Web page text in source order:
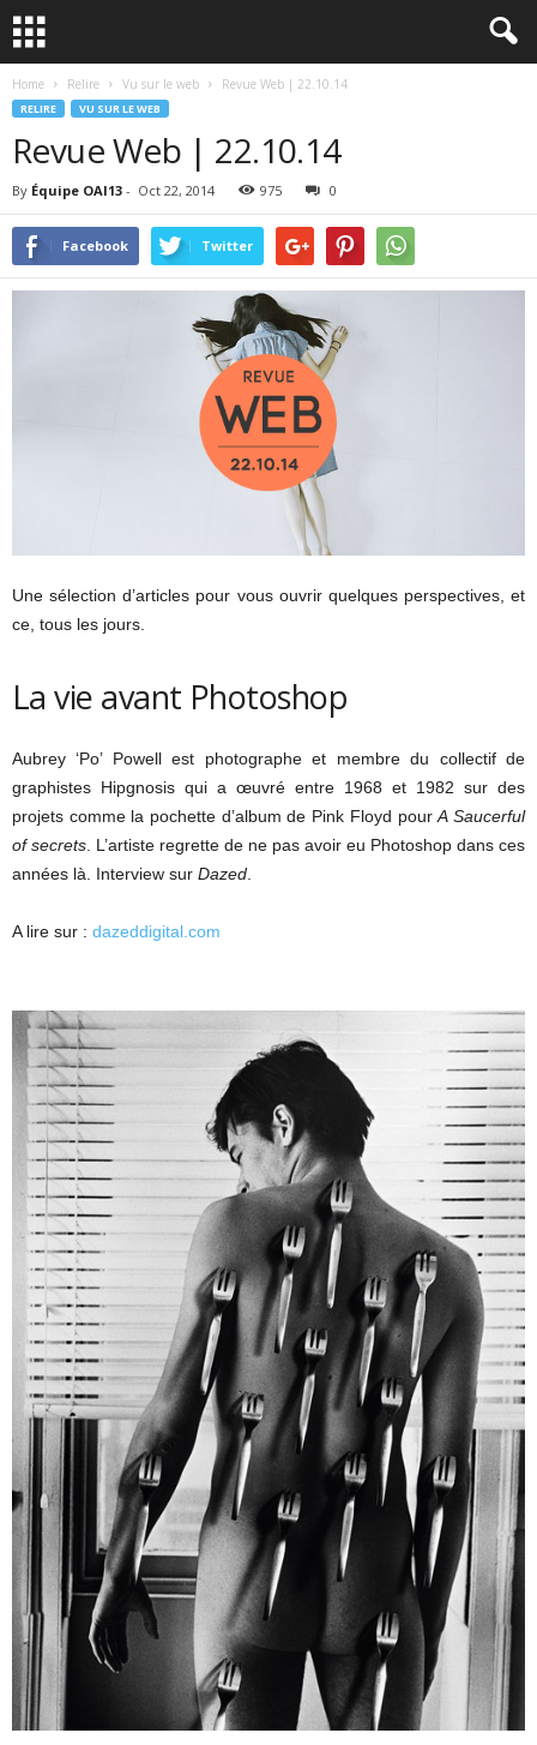
Home Relire Vu sur le web Revue Web | 22.10.14
RELIRE VU SUR LE WEB
Revue Web | 22.10.14
By Équipe OAI13 - Oct 22, 2014 975 0
Facebook Twitter
Une sélection d’articles pour vous ouvrir quelques perspectives, et
ce, tous les jours.
La vie avant Photoshop
Aubrey ‘Po’ Powell est photographe et membre du collectif de
graphistes Hipgnosis qui a œuvré entre 1968 et 1982 sur des
projets comme la pochette d’album de Pink Floyd pourA Saucerful
of secrets. L’artiste regrette de ne pas avoir eu Photoshop dans ces
années là. Interview sur Dazed.
A lire sur : dazeddigital.com